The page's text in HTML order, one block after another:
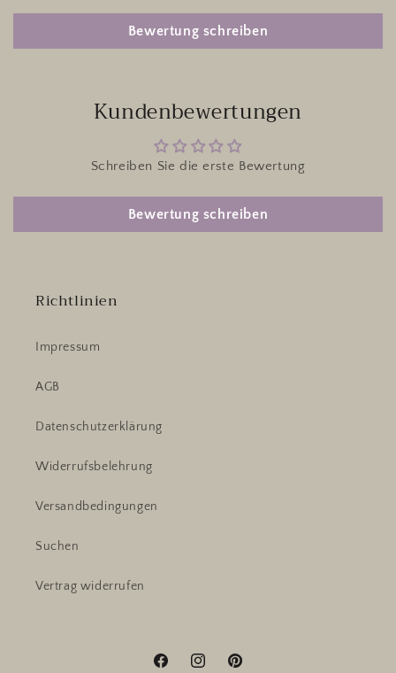
Bewertung schreiben
Kundenbewertungen
Schreiben Sie die erste Bewertung
Bewertung schreiben
Richtlinien
Impressum
AGB
Datenschutzerklärung
Widerrufsbelehrung
Versandbedingungen
Suchen
Vertrag widerrufen
FacebookInstagramPinterest